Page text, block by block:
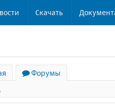
Скачать
Форумы